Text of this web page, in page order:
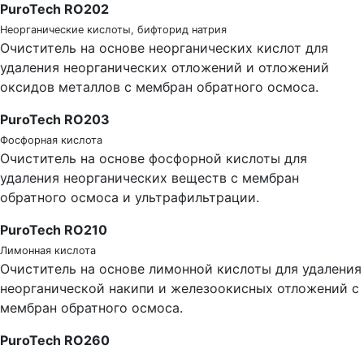
PuroTech RO202
Неорганические кислоты, бифторид натрия
Очиститель на основе неорганических кислот для
удаления неорганических отложений и отложений
оксидов металлов с мембран обратного осмоса.
PuroTech RO203
Фосфорная кислота
Очиститель на основе фосфорной кислоты для
удаления неорганических веществ с мембран
обратного осмоса и ультрафильтрации.
PuroTech RO210
Лимонная кислота
Очиститель на основе лимонной кислоты для удаления
неорганической накипи и железоокисных отложений с
мембран обратного осмоса.
PuroTech RO260